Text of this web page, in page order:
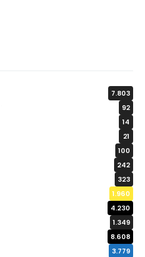
7.803
92
14
21
100
242
323
1.960
4.230
1.349
8.608
3.779